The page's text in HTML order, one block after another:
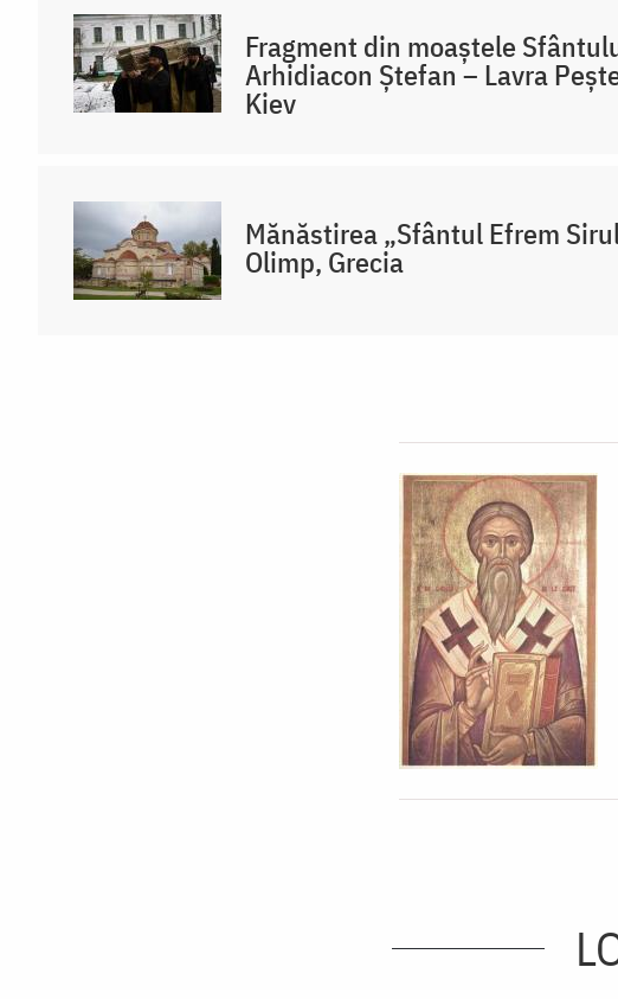
Fragment din moaștele
Arhidiacon Ștefan – Lavra
Kiev
Mănăstirea „Sfântul Efrem
Olimp, Grecia